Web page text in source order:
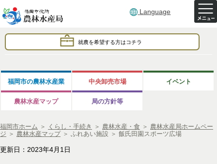
Language
就農を希望する方はコチラ
福岡市の農林水産業 中央卸売市場 イベント
農林水産マップ 局の方針等
福岡市ホーム ＞ くらし・手続き ＞ 農林水産・食 ＞ 農林水産局ホームペー
ジ ＞ 農林水産マップ ＞ ふれあい施設 ＞ 飯氏田園スポーツ広場
更新日：2023年4月1日